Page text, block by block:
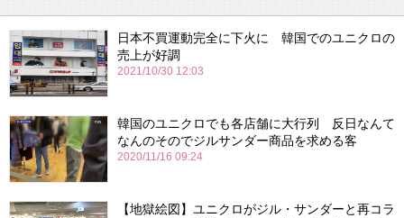
日本不買運動完全に下火に 韓国でのユニクロの
売上が好調
2021/10/30 12:03
韓国のユニクロでも各店舗に大行列 反日なんて
なんのそのでジルサンダー商品を求める客
2020/11/16 09:24
【地獄絵図】ユニクロがジル・サンダーと再コラ